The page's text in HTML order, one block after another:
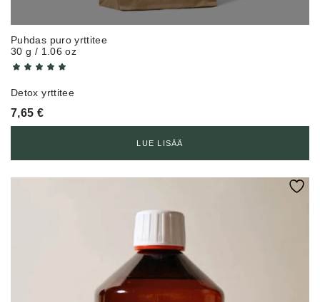
Puhdas puro yrttitee
30 g / 1.06 oz
Detox yrttitee
7,65 €
LUE LISÄÄ